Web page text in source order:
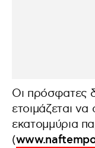
Οι πρόσφατες
ετοιμάζεται να
εκατομμύρια
(